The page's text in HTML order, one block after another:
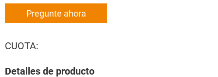
Pregunte ahora
CUOTA:
Detalles de producto